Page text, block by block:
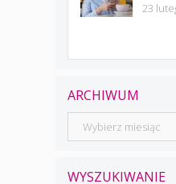
23
ARCHIWUM
Archiwum
WYSZUKIWANIE